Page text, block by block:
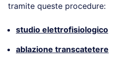
tramite queste procedure:
studio elettrofisiologico
ablazione transcatetere